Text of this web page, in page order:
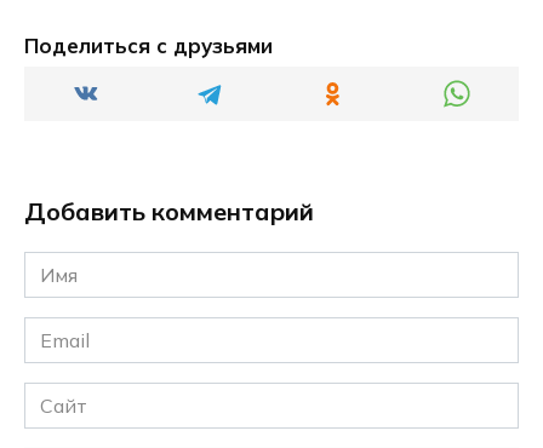
Поделиться с друзьями
Добавить комментарий
Имя
*
Email
*
Сайт